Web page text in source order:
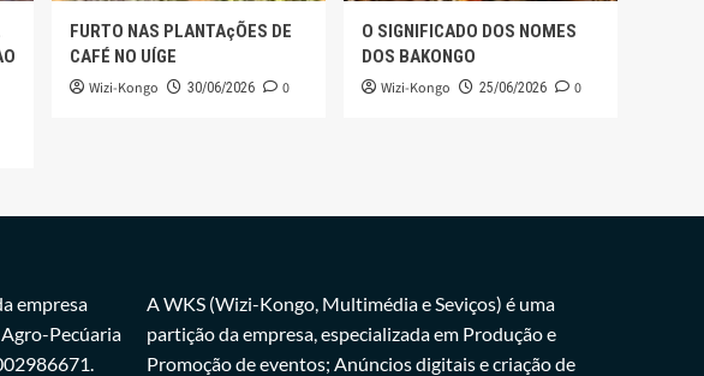
FURTO NAS PLANTAçÕES DE
CAFÉ NO UÍGE
Wizi-Kongo 30/06/2026 0
O SIGNIFICADO DOS NOMES
DOS BAKONGO
Wizi-Kongo 25/06/2026 0
empresa
Pecúaria
A WKS (Wizi-Kongo, Multimédia e Seviços) é uma
partição da empresa, especializada em Produção e
Promoção de eventos; Anúncios digitais e criação de